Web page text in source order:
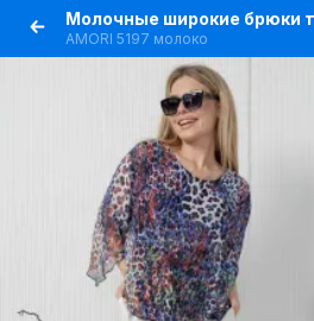
AMORI 5197 молоко